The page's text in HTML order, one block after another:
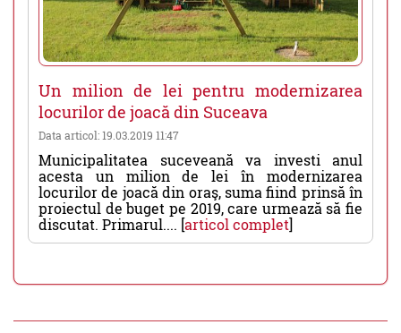
Un milion de lei pentru modernizarea
locurilor de joacă din Suceava
Data articol: 19.03.2019 11:47
Municipalitatea suceveană va investi anul
acesta un milion de lei în modernizarea
locurilor de joacă din oraş, suma fiind prinsă în
proiectul de buget pe 2019, care urmează să fie
discutat. Primarul.... [articol complet]